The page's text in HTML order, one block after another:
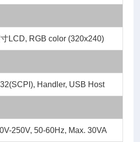
LCD, RGB color (320x240)
Handler, USB Host
250V, 50-60Hz, Max. 30VA